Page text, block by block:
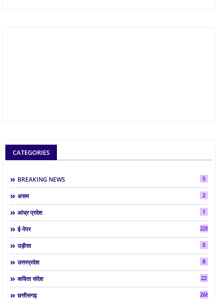
CATEGORIES
BREAKING NEWS 5
असम 2
आंध्र प्रदेश 1
ई-पेपर 2287
उड़ीसा 5
उत्तरप्रदेश 8
कविता संदेश 22
छत्तीसगढ़ 268